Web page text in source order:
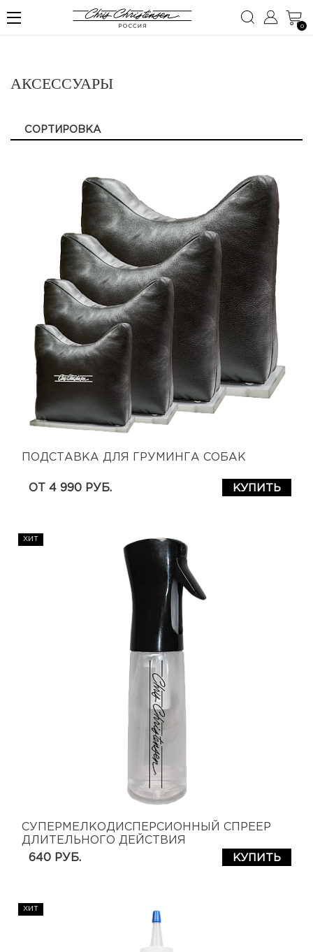
0
АКСЕССУАРЫ
СОРТИРОВКА
ПОДСТАВКА ДЛЯ ГРУМИНГА СОБАК
ОТ 4 990 РУБ. КУПИТЬ
ХИТ
СУПЕРМЕЛКОДИСПЕРСИОННЫЙ СПРЕЕР
ДЛИТЕЛЬНОГО ДЕЙСТВИЯ
640 РУБ.
КУПИТЬ
ХИТ